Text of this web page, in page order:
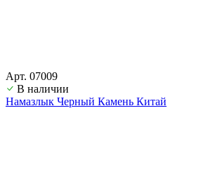
Арт. 07009
В наличии
Намазлык Черный Камень Китай